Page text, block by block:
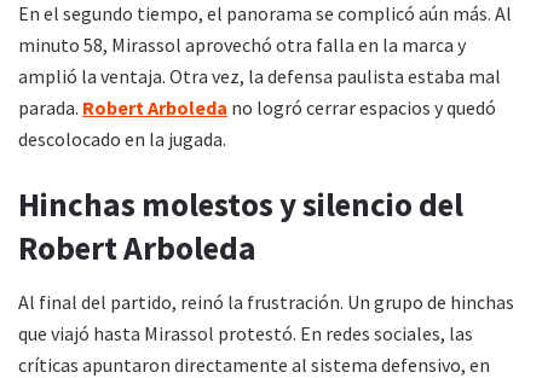
En el segundo tiempo, el panorama se complicó aún más. Al
minuto 58, Mirassol aprovechó otra falla en la marca y
amplió la ventaja. Otra vez, la defensa paulista estaba mal
parada. Robert Arboleda no logró cerrar espacios y quedó
descolocado en la jugada.
Hinchas molestos y silencio del
Robert Arboleda
Al final del partido, reinó la frustración. Un grupo de hinchas
que viajó hasta Mirassol protestó. En redes sociales, las
críticas apuntaron directamente al sistema defensivo, en